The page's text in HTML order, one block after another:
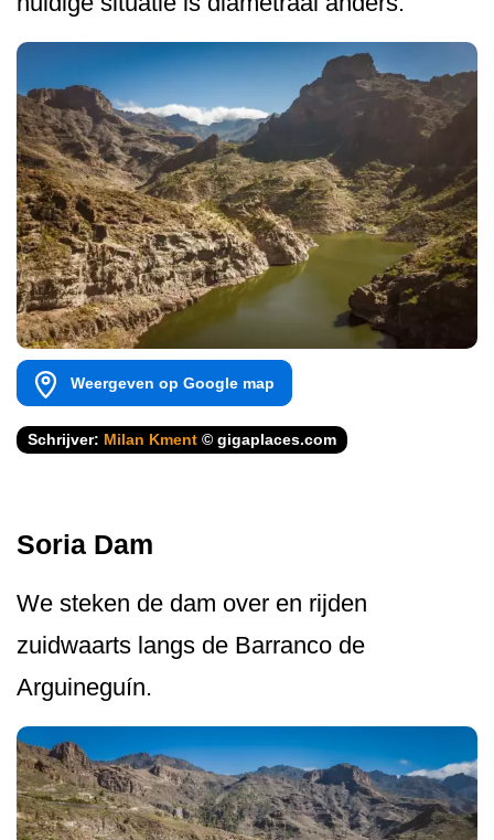
Weergeven op Google map
Schrijver: Milan Kment © gigaplaces.com
Soria Dam
We steken de dam over en rijden
zuidwaarts langs de Barranco de
Arguineguín.